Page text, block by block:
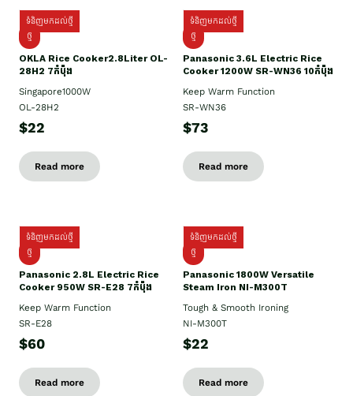
ទំនិញមកដល់ថ្មី
ថ្មិ
OKLA Rice Cooker2.8Liter OL-
28H2 7កំប៉ុង
Singapore1000W
OL-28H2
$22
Read more
ទំនិញមកដល់ថ្មី
ថ្មី
Panasonic 3.6L Electric Rice
Cooker 1200W SR-WN36 10កំប៉ុង
Keep Warm Function
SR-WN36
$73
Read more
ទំនិញមកដល់ថ្មី
ថ្មី
Panasonic 2.8L Electric Rice
Cooker 950W SR-E28 7កំប៉ុង
Keep Warm Function
SR-E28
$60
Read more
ទំនិញមកដល់ថ្មី
ថ្មី
Panasonic 1800W Versatile
Steam Iron NI-M300T
Tough & Smooth Ironing
NI-M300T
$22
Read more